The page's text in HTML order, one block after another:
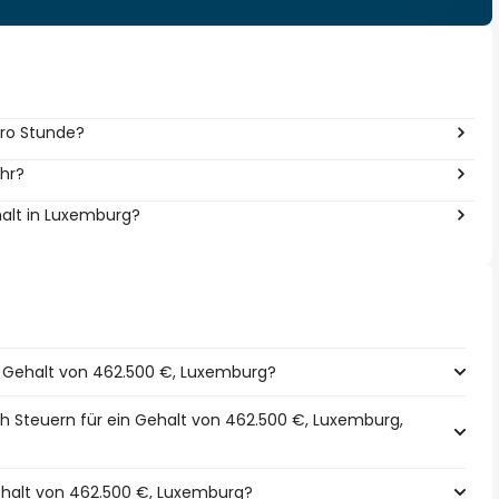
Stunde?
in Luxemburg?
von 462.500 €, Luxemburg?
Steuern für ein Gehalt von 462.500 €, Luxemburg,
von 462.500 €, Luxemburg?